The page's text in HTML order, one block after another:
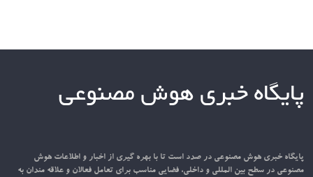
پایگاه خبری هوش مصنوعی
پایگاه خبری هوش مصنوعی در صدد است تا با بهره گیری از اخبار و اطلاعات هوش
مصنوعی در سطح بین المللی و داخلی، فضایی مناسب برای تعامل فعالان و علاقه مندان به